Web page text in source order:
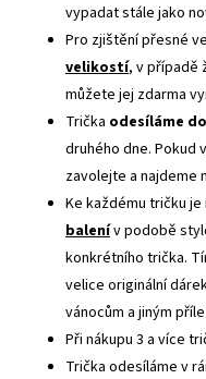
vypadat stále jako
Pro zjištění přesné
velikostí, v případě
můžete jej zdarma
Trička odesíláme
druhého dne. Pokud
zavolejte a najdeme
Ke každému tričku
balenív podobě
konkrétního trička.
velice originální
vánocům a jiným
Při nákupu 3 a více
Trička odesíláme v